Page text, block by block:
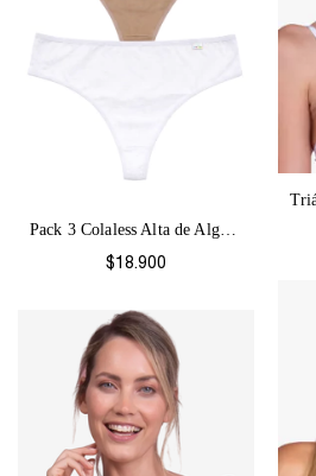
Pack 3 Colaless Alta de Algodón Colores-...
$18.900